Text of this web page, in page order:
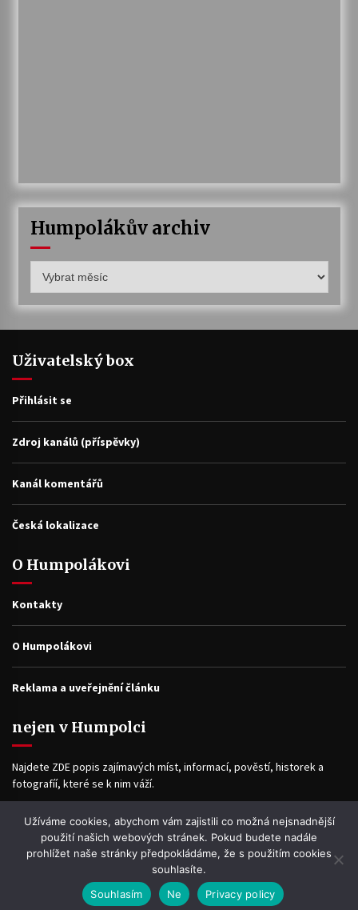
Humpolákův archiv
archiv
Uživatelský box
Přihlásit se
Zdroj kanálů (příspěvky)
Kanál komentářů
Česká lokalizace
O Humpolákovi
Kontakty
O Humpolákovi
Reklama a uveřejnění článku
nejen v Humpolci
Najdete ZDE popis zajímavých míst, informací, pověstí, historek a
fotografíí, které se k nim váží.
Facebook
Užíváme cookies, abychom vám zajistili co možná nejsnadnější
použití našich webových stránek. Pokud budete nadále
prohlížet naše stránky předpokládáme, že s použitím cookies
souhlasíte.
Souhlasím
Ne Privacy policy